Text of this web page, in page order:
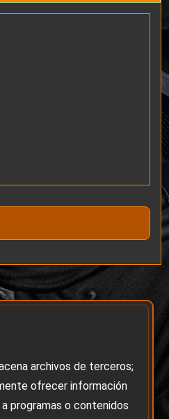
archivos de terceros;
ofrecer información
programas o contenidos